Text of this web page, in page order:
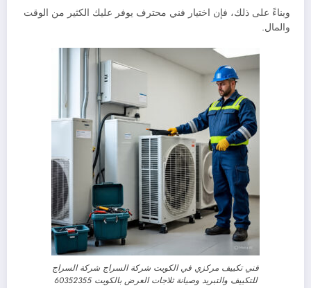
وبناءً على ذلك، فإن اختيار فني محترف يوفر عليك الكثير من الوقت
والمال.
فني تكييف مركزي في الكويت شركة السراج شركة السراج
للتكييف والتبريد وصيانة ثلاجات العرض بالكويت 60352355